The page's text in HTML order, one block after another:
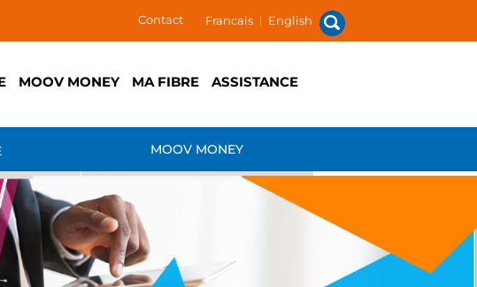
Contact Francais | English
MOOV MONEY MA FIBRE ASSISTANCE
MOOV MONEY